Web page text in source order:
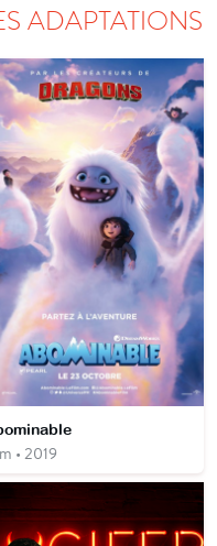
ADAPTATIONS
• 2019